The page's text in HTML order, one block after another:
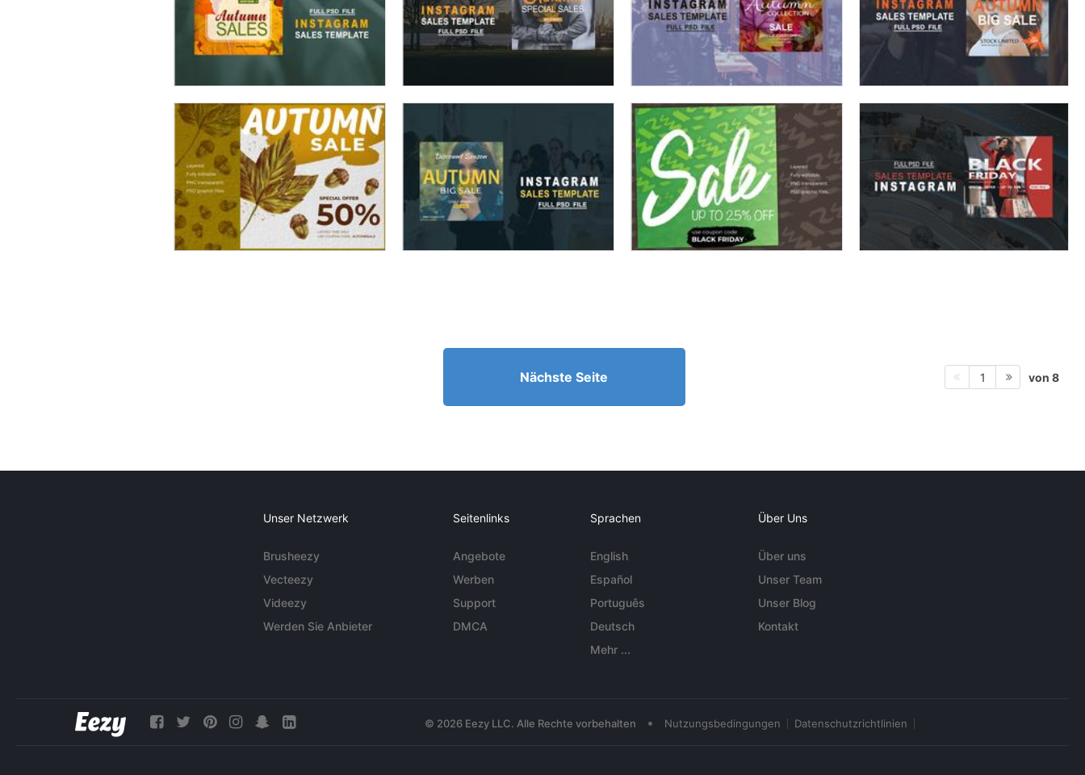
Nächste Seite 1 von 8
Unser Netzwerk
Brusheezy
Vecteezy
Videezy
Werden Sie Anbieter
Seitenlinks
Angebote
Werben
Support
DMCA
Sprachen
English
Español
Português
Deutsch
Mehr ...
Über Uns
Über uns
Unser Team
Unser Blog
Kontakt
© 2026 Eezy LLC. Alle Rechte vorbehalten • Nutzungsbedingungen Datenschutzrichtlinien